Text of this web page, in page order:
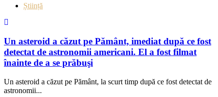
Știință
Un asteroid a căzut pe Pământ, imediat după ce fost
detectat de astronomii americani. El a fost filmat
înainte de a se prăbuşi
Un asteroid a căzut pe Pământ, la scurt timp după ce fost detectat de
astronomii...